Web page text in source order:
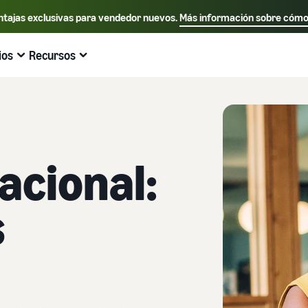
exclusivas para vendedor nuevos.Más información sobre
Selecciona tu idioma preferido
Recursos